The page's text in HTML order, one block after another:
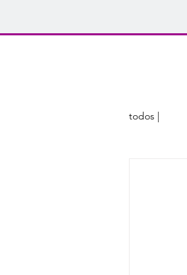
todos |